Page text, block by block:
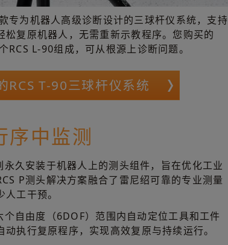
专为机器人高级诊断设计的三球杆仪系统，支持
松复原机器人，无需重新示教程序。您购买的
RCS L-90组成，可从根源上诊断问题。
RCS T-90三球杆仪系统
序中监测
永久安装于机器人上的测头组件，旨在优化工业
P测头解决方案融合了雷尼绍可靠的专业测量
工干预。
个自由度（6DOF）范围内自动定位工具和工件
动执行复原程序，实现高效复原与持续运行。